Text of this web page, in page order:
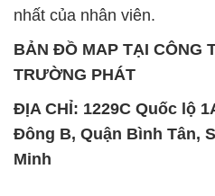
nhất của nhân viên.
BẢN ĐỒ MAP TẠI CÔNG
TRƯỜNG PHÁT
ĐỊA CHỈ: 1229C Quốc lộ
Đông B, Quận Bình Tân,
Minh